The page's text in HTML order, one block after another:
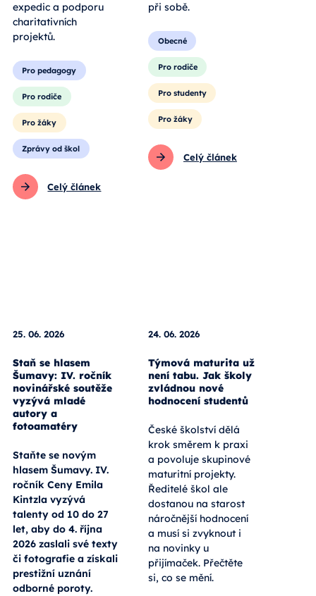
expedic a podporu
charitativních
projektů.
Pro pedagogy
Pro rodiče
Pro žáky
Zprávy od škol
Celý článek
při sobě.
Obecné
Pro rodiče
Pro studenty
Pro žáky
Celý článek
25. 06. 2026
Staň se hlasem
Šumavy: IV. ročník
novinářské soutěže
vyzývá mladé
autory a
fotoamatéry
Staňte se novým
hlasem Šumavy. IV.
ročník Ceny Emila
Kintzla vyzývá
talenty od 10 do 27
let, aby do 4. října
2026 zaslali své texty
či fotografie a získali
prestižní uznání
odborné poroty.
24. 06. 2026
Týmová maturita už
není tabu. Jak školy
zvládnou nové
hodnocení studentů
České školství dělá
krok směrem k praxi
a povoluje skupinové
maturitní projekty.
Ředitelé škol ale
dostanou na starost
náročnější hodnocení
a musí si zvyknout i
na novinky u
přijímaček. Přečtěte
si, co se mění.